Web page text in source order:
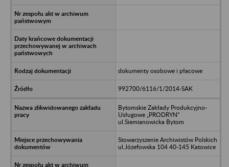
dokumenty osobowe i płacowe
992700/6116/1/2014-SAK
Bytomskie Zakłady Produkcyjno-
Usługowe „PRODRYN”
ul.Siemianowicka Bytom
Stowarzyszenie Archiwistów Polskich
ul.Józefowska 104 40-145 Katowice